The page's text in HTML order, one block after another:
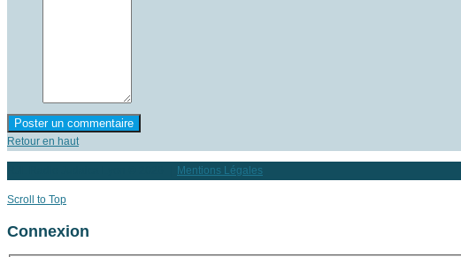
Retour en haut
Mentions Légales
Scroll to Top
Connexion